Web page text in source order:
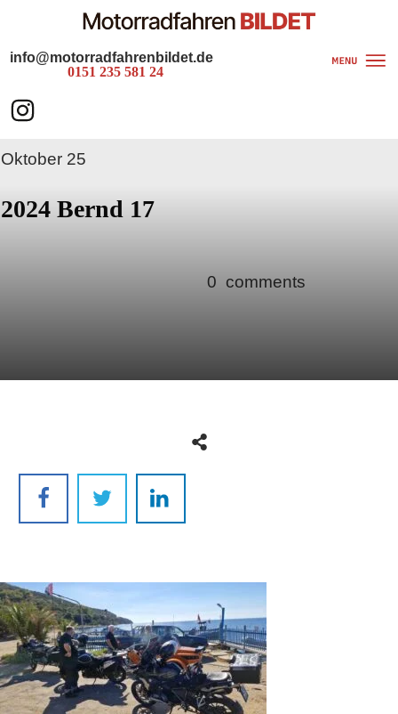
info@motorradfahrenbildet.de
0151 235 581 24
Oktober 25
2024 Bernd 17
0 comments